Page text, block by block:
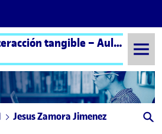
20.656 – Interacción tangible – Aula 1
Jesus Zamora Jimenez